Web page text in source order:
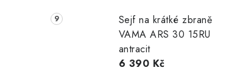
Sejf na krátké zbraně
VAMA ARS 30 15RU
antracit
6 390 Kč